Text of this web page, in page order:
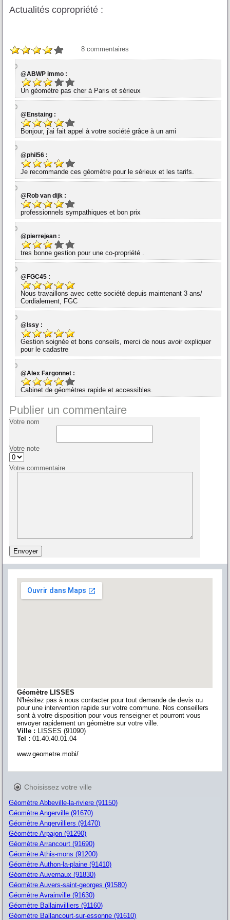
Actualités copropriété :
8 commentaires
@ABWP immo :
Un géomètre pas cher à Paris et sérieux
@Enstaing :
Bonjour, j'ai fait appel à votre société grâce à un ami
@phil56 :
Je recommande ces géomètre pour le sérieux et les tarifs.
@Rob van dijk :
professionnels sympathiques et bon prix
@pierrejean :
tres bonne gestion pour une co-propriété .
@FGC45 :
Nous travaillons avec cette société depuis maintenant 3 ans/
Cordialement, FGC
@Issy :
Gestion soignée et bons conseils, merci de nous avoir expliquer
pour le cadastre
@Alex Fargonnet :
Cabinet de géomètres rapide et accessibles.
Publier un commentaire
Votre nom
Votre note
Votre commentaire
Géomètre LISSES
N'hésitez pas à nous contacter pour tout demande de devis ou
pour une intervention rapide sur votre commune. Nos conseillers
sont à votre disposition pour vous renseigner et pourront vous
envoyer rapidement un géomètre sur votre ville.
Ville :
LISSES (91090)
Tel :01.40.40.01.04
www.geometre.mobi/
Choisissez votre ville
Géomètre Abbeville-la-riviere (91150)
Géomètre Angerville (91670)
Géomètre Angervilliers (91470)
Géomètre Arpajon (91290)
Géomètre Arrancourt (91690)
Géomètre Athis-mons (91200)
Géomètre Authon-la-plaine (91410)
Géomètre Auvernaux (91830)
Géomètre Auvers-saint-georges (91580)
Géomètre Avrainville (91630)
Géomètre Ballainvilliers (91160)
Géomètre Ballancourt-sur-essonne (91610)